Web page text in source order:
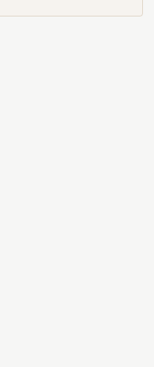
Osaka’da kapasite artışına